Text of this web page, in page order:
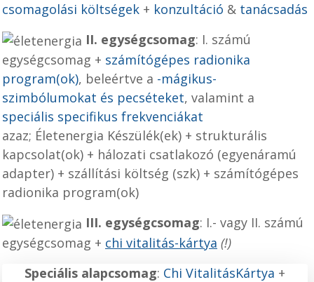
csomagolási költségek + konzultáció & tanácsadás
II. egységcsomag: I. számú
egységcsomag + számítógépes radionika
program(ok), beleértve a -mágikus-
szimbólumokat és pecséteket, valamint a
speciális specifikus frekvenciákat
azaz; Életenergia Készülék(ek) + strukturális
kapcsolat(ok) + hálozati csatlakozó (egyenáramú
adapter) + szállítási költség (szk) + számítógépes
radionika program(ok)
III. egységcsomag: I.- vagy II. számú
egységcsomag + chi vitalitás-kártya (!)
Speciális alapcsomag: Chi VitalitásKártya +